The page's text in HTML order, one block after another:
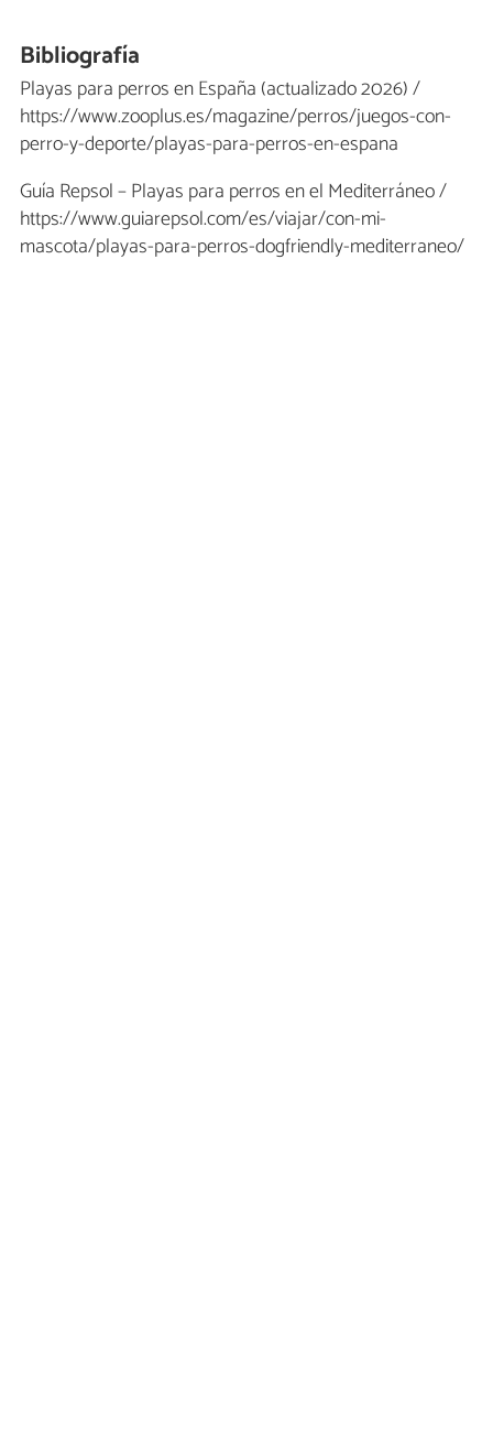
Bibliografía
Playas para perros en España (actualizado 2026) /
https://www.zooplus.es/magazine/perros/juegos-con-
perro-y-deporte/playas-para-perros-en-espana
Guía Repsol – Playas para perros en el Mediterráneo /
https://www.guiarepsol.com/es/viajar/con-mi-
mascota/playas-para-perros-dogfriendly-mediterraneo/